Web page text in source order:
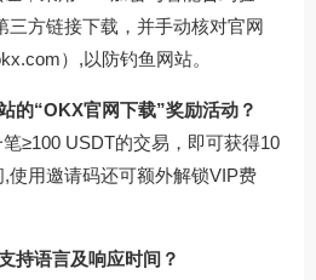
三方链接下载，并手动核对官网
）,以防钓鱼网站。
的“OKX官网下载”奖励活动？
≥100 USDT的交易，即可获得10
使用邀请码还可额外解锁VIP费
持语言及响应时间？